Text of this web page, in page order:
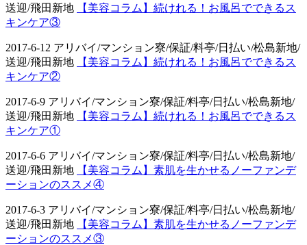
送迎/飛田新地
【美容コラム】続けれる！お風呂でできるス
キンケア③
2017-6-12 アリバイ/マンション寮/保証/料亭/日払い/松島新地/
送迎/飛田新地
【美容コラム】続けれる！お風呂でできるス
キンケア②
2017-6-9 アリバイ/マンション寮/保証/料亭/日払い/松島新地/
送迎/飛田新地
【美容コラム】続けれる！お風呂でできるス
キンケア①
2017-6-6 アリバイ/マンション寮/保証/料亭/日払い/松島新地/
送迎/飛田新地
【美容コラム】素肌を生かせるノーファンデ
ーションのススメ④
2017-6-3 アリバイ/マンション寮/保証/料亭/日払い/松島新地/
送迎/飛田新地
【美容コラム】素肌を生かせるノーファンデ
ーションのススメ③